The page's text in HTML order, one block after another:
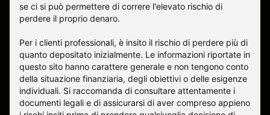
se ci si può permettere di correre l'elevato rischio di
perdere il proprio denaro.
Per i clienti professionali, è insito il rischio di perdere più di
quanto depositato inizialmente. Le informazioni riportate in
questo sito hanno carattere generale e non tengono conto
della situazione finanziaria, degli obiettivi o delle esigenze
individuali. Si raccomanda di consultare attentamente i
documenti legali e di assicurarsi di aver compreso appieno